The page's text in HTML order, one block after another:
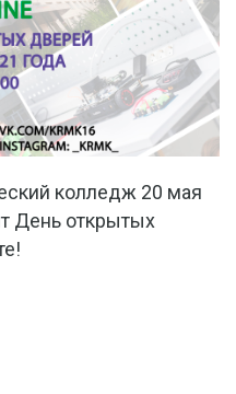
колледж 20 мая
День открытых